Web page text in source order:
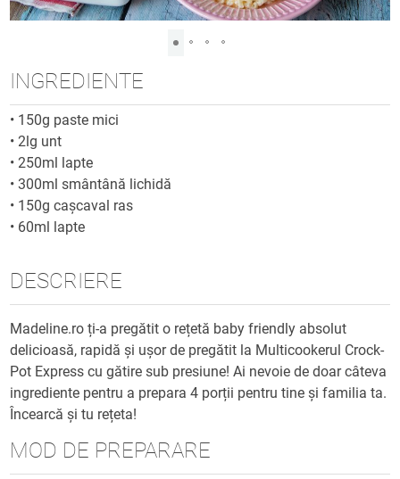
INGREDIENTE
• 150g paste mici
• 2lg unt
• 250ml lapte
•300ml smântână lichidă
• 150g cașcaval ras
• 60ml lapte
DESCRIERE
Madeline.ro ți-a pregătit o rețetă baby friendly absolut
delicioasă, rapidă și ușor de pregătit la Multicookerul Crock-
Pot Express cu gătire sub presiune! Ai nevoie de doar câteva
ingrediente pentru a prepara 4 porții pentru tine și familia ta.
Încearcă și tu rețeta!
MOD DE PREPARARE